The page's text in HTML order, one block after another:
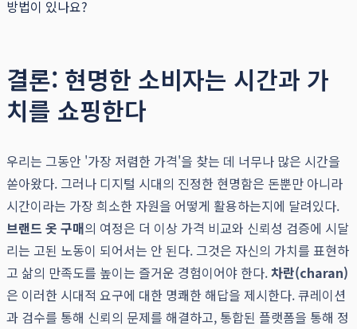
방법이 있나요?
결론: 현명한 소비자는 시간과 가
치를 쇼핑한다
우리는 그동안 '가장 저렴한 가격'을 찾는 데 너무나 많은 시간을
쏟아왔다. 그러나 디지털 시대의 진정한 현명함은 돈뿐만 아니라
시간이라는 가장 희소한 자원을 어떻게 활용하는지에 달려있다.
브랜드 옷 구매의 여정은 더 이상 가격 비교와 신뢰성 검증에 시달
리는 고된 노동이 되어서는 안 된다. 그것은 자신의 가치를 표현하
고 삶의 만족도를 높이는 즐거운 경험이어야 한다.차란(charan)
은 이러한 시대적 요구에 대한 명쾌한 해답을 제시한다. 큐레이션
과 검수를 통해 신뢰의 문제를 해결하고, 통합된 플랫폼을 통해 정